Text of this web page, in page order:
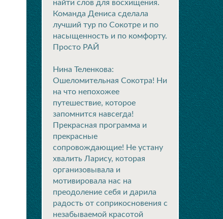
найти слов для восхищения.
Команда Дениса сделала
лучший тур по Сокотре и по
насыщенность и по комфорту.
Просто РАЙ
Нина Теленкова:
Ошеломительная Сокотра! Ни
на что непохожее
путешествие, которое
запомнится навсегда!
Прекрасная программа и
прекрасные
сопровождающие! Не устану
хвалить Ларису, которая
организовывала и
мотивировала нас на
преодоление себя и дарила
радость от соприкосновения с
незабываемой красотой